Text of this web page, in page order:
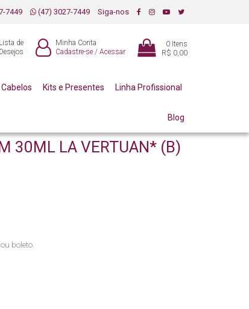
7449 (47) 3027-7449 Siga-nos
Lista de
Desejos
Minha Conta
Cadastre-se / Acessar
0 Itens
R$ 0,00
Cabelos Kits e Presentes Linha Profissional
Blog
30ML LA VERTUAN* (B)
boleto.